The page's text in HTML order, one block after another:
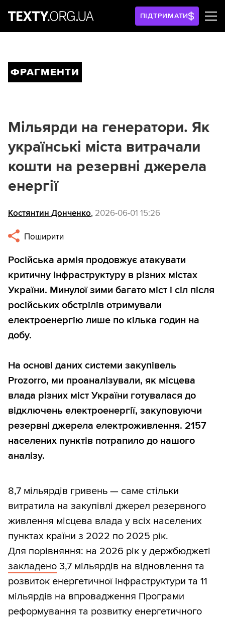
ПІДТРИМАТИ
ФРАГМЕНТИ
Мільярди на генератори. Як
українські міста витрачали
кошти на резервні джерела
енергії
Костянтин Донченко, 2026-06-01 15:26
Поширити
Російська армія продовжує атакувати
критичну інфраструктуру в різних містах
України. Минулої зими багато міст і сіл після
російських обстрілів отримували
електроенергію лише по кілька годин на
добу.
На основі даних системи закупівель
Prozorro, ми проаналізували, як місцева
влада різних міст України готувалася до
відключень електроенергії, закуповуючи
резервні джерела електроживлення. 2157
населених пунктів потрапило до нашого
аналізу.
8,7 мільярдів гривень — саме стільки
витратила на закупівлі джерел резервного
живлення місцева влада у всіх населених
пунктах країни з 2022 по 2025 рік.
Для порівняння: на 2026 рік у держбюджеті
закладено 3,7 мільярдів на відновлення та
розвиток енергетичної інфраструктури та 11
мільярдів на впровадження Програми
реформування та розвитку енергетичного